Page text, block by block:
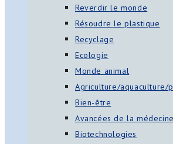
Reverdir le monde
Résoudre le plastique
Recyclage
Ecologie
Monde animal
Agriculture/aquaculture/
Bien-être
Avancées de la médecine
Biotechnologies